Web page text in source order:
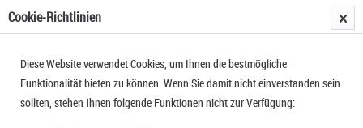
PRODUKTE VON ORTHOPANT
Cookie-Richtlinien
Diese Website verwendet Cookies, um Ihnen die bestmögliche
Funktionalität bieten zu können. Wenn Sie damit nicht einverstanden sein
sollten, stehen Ihnen folgende Funktionen nicht zur Verfügung: